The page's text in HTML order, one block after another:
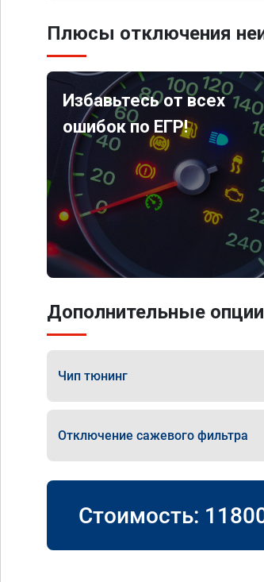
Плюсы отключения
Избавьтесь от всех
ошибок по ЕГР!
Дополнительные
Чип тюнинг
Отключение сажевого фильтра
Стоимость: